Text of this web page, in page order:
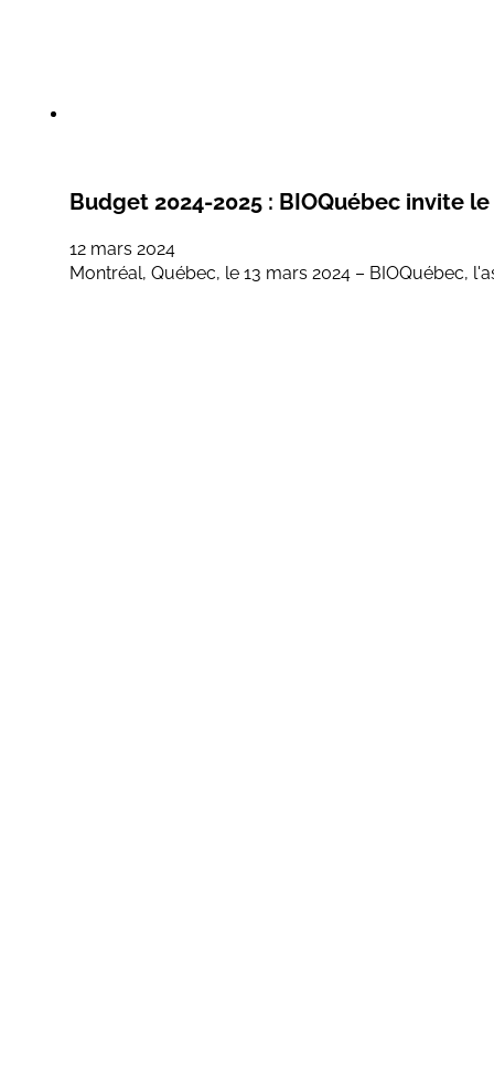
Budget 2024-2025 : BIOQuébec invite
12 mars 2024
Montréal, Québec, le 13 mars 2024 – BIOQuébec,